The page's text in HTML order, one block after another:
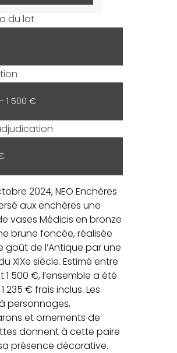
du lot
1 500 €
2024, NEO Enchères
aux enchères une
vases Médicis en bronze
brune foncée, réalisée
goût de l’Antique par une
XIXe siècle. Estimé entre
1 500 €, l’ensemble a été
235 € frais inclus. Les
personnages,
et ornements de
donnent à cette paire
présence décorative.